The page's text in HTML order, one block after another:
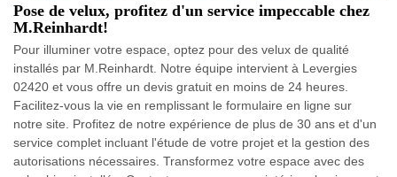
Pose de velux, profitez d'un service impeccable chez
M.Reinhardt!
Pour illuminer votre espace, optez pour des velux de qualité
installés par M.Reinhardt. Notre équipe intervient à Levergies
02420 et vous offre un devis gratuit en moins de 24 heures.
Facilitez-vous la vie en remplissant le formulaire en ligne sur
notre site. Profitez de notre expérience de plus de 30 ans et d'un
service complet incluant l'étude de votre projet et la gestion des
autorisations nécessaires. Transformez votre espace avec des